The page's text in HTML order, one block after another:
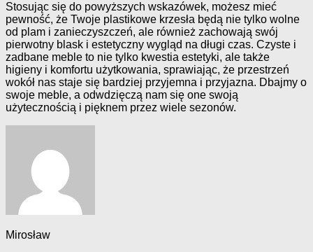
Stosując się do powyższych wskazówek, możesz mieć
pewność, że Twoje plastikowe krzesła będą nie tylko wolne
od plam i zanieczyszczeń, ale również zachowają swój
pierwotny blask i estetyczny wygląd na długi czas. Czyste i
zadbane meble to nie tylko kwestia estetyki, ale także
higieny i komfortu użytkowania, sprawiając, że przestrzeń
wokół nas staje się bardziej przyjemna i przyjazna. Dbajmy o
swoje meble, a odwdzięczą nam się one swoją
użytecznością i pięknem przez wiele sezonów.
Mirosław